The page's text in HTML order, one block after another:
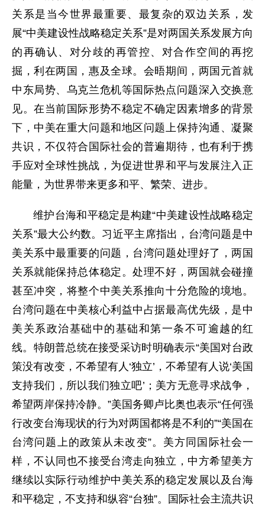
关系是当今世界最重要、最复杂的双边关系，发
展“中美建设性战略稳定关系”是对两国关系发展方向
的再确认、对分歧的再管控、对合作空间的再挖
掘，利在两国，惠及全球。会晤期间，两国元首就
中东局势、乌克兰危机等国际热点问题深入交换意
见。在当前国际形势不稳定不确定因素增多的背景
下，中美在重大问题和地区问题上保持沟通、凝聚
共识，不仅符合国际社会的普遍期待，也有利于携
手应对全球性挑战，为促进世界和平与发展注入正
能量，为世界带来更多和平、繁荣、进步。
维护台海和平稳定是构建“中美建设性战略稳定
关系”最大公约数。习近平主席指出，台湾问题是中
美关系中最重要的问题，台湾问题处理好了，两国
关系就能保持总体稳定。处理不好，两国就会碰撞
甚至冲突，将整个中美关系推向十分危险的境地。
台湾问题在中美核心利益中占据最高优先级，是中
美关系政治基础中的基础和第一条不可逾越的红
线。特朗普总统在接受采访时明确表示“美国对台政
策没有改变，不希望有人‘独立’，不希望有人说‘美国
支持我们，所以我们独立吧’；美方无意寻求战争，
希望两岸保持冷静。”美国务卿卢比奥也表示“任何强
行改变台海现状的行为对两国都将是不利的”“美国在
台湾问题上的政策从未改变”。美方同国际社会一
样，不认同也不接受台湾走向独立，中方希望美方
继续以实际行动维护中美关系的稳定发展以及台海
和平稳定，不支持和纵容“台独”。国际社会主流共识